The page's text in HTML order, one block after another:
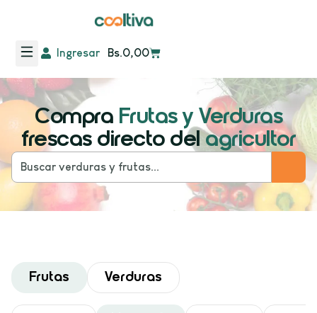
Ingresar Bs.0,00
Compra Frutas y Verduras
frescas directo del agricultor
Frutas Verduras